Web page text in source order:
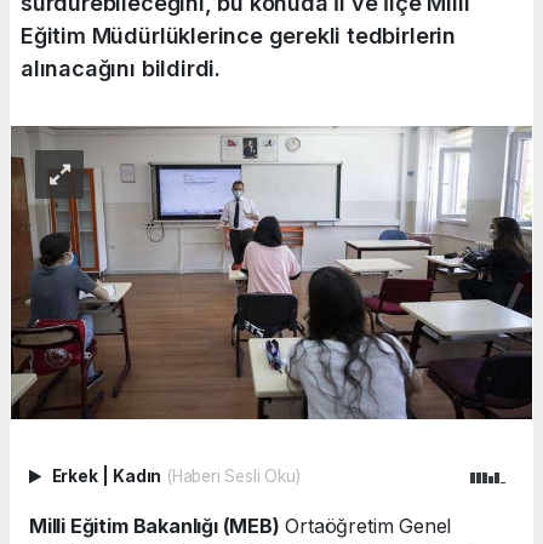
Eğitim Müdürlüklerince gerekli tedbirlerin
alınacağını bildirdi.
Erkek Kadın (Haberi Sesli Oku)
Milli Eğitim Bakanlığı (MEB) Ortaöğretim Genel